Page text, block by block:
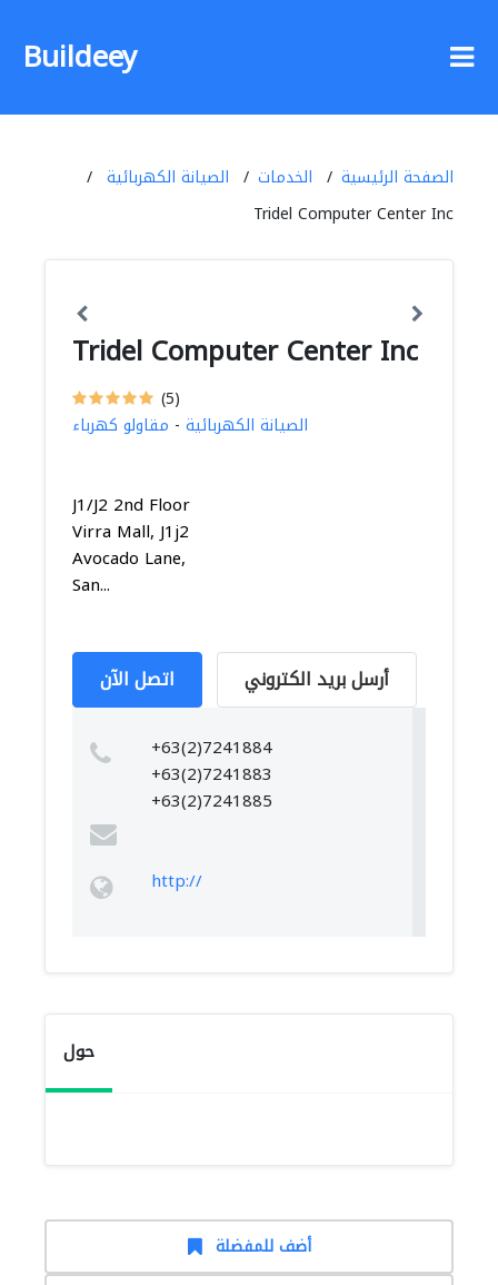
Buildeey
الصفحة الرئيسية الخدمات
الصيانة الكهربائية
Tridel Computer Center Inc
Tridel Computer Center Inc
(5)
الصيانة الكهربائية - مقاولو كهرباء
J1/J2 2nd Floor
Virra Mall, J1j2
Avocado Lane,
San...
اتصل الآن أرسل بريد الكتروني
+63(2)7241884
+63(2)7241883
+63(2)7241885
http://
حول
أضف للمفضلة